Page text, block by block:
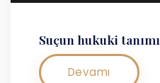
Suçun hukuki tanımı
Devamı